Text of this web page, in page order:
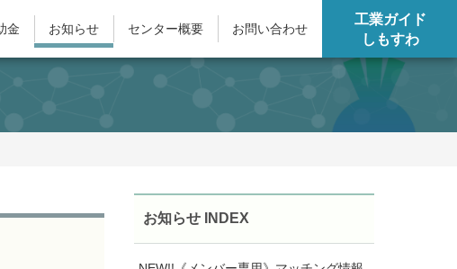
金 お知らせ センター概要 お問い合わせ
工業ガイド
しもすわ
お知らせ INDEX